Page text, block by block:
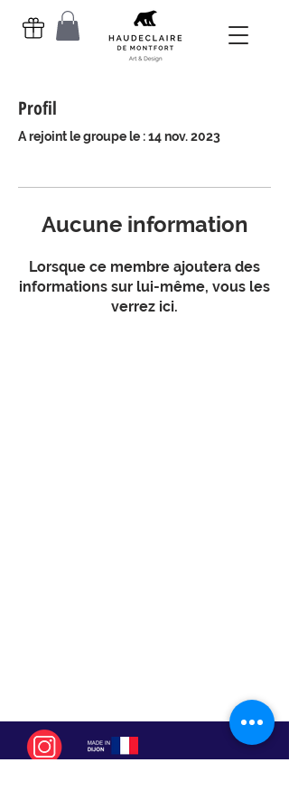
Profil
A rejoint le groupe le : 14 nov. 2023
Aucune information
Lorsque ce membre ajoutera des
informations sur lui-même, vous les
verrez ici.